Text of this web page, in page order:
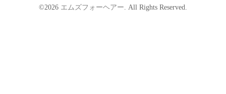
©2026 エムズフォーヘアー . All Rights Reserved.